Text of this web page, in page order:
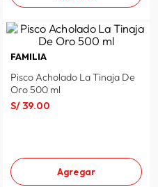
FAMILIA
Pisco Acholado La Tinaja De
Oro 500 ml
S/39.00
Agregar